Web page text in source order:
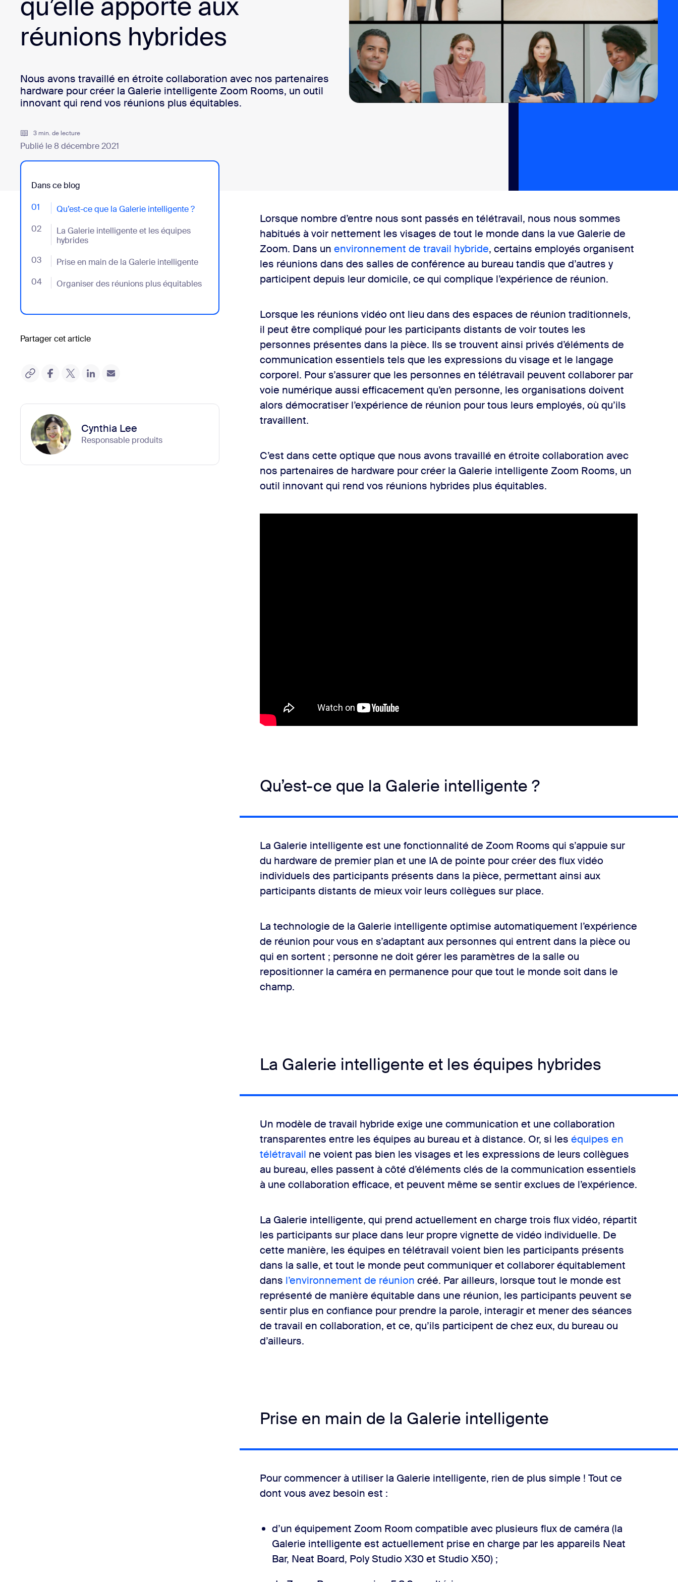
Développement
Applications et intégrations
Bonsai
Installer sur ordinateur
Centre de téléchargement
Contactez-nous
+1.888.799.9666/+1.888.303.1012
qu’elle apporte aux
réunions hybrides
Nous avons travaillé en étroite collaboration avec nos partenaires
hardware pour créer la Galerie intelligente Zoom Rooms, un outil
innovant qui rend vos réunions plus équitables.
3 min. de lecture
Publié le 8 décembre 2021
Dans ce blog
01 Qu’est-ce que la Galerie intelligente ?
- Jumplink to Qu’est-ce que la Galerie intelligente ?
02
La Galerie intelligente et les équipes
hybrides
- Jumplink to La Galerie intelligente et les équipes hybrides
03 Prise en main de la Galerie intelligente
- Jumplink to Prise en main de la Galerie intelligente
04 Organiser des réunions plus équitables
- Jumplink to Organiser des réunions plus équitables
Partager cet article
Cynthia Lee
Responsable produits
Lorsque nombre d’entre nous sont passés en télétravail, nous nous sommes
habitués à voir nettement les visages de tout le monde dans la vue Galerie de
Zoom. Dans un environnement de travail hybride, certains employés organisent
les réunions dans des salles de conférence au bureau tandis que d’autres y
participent depuis leur domicile, ce qui complique l’expérience de réunion.
Lorsque les réunions vidéo ont lieu dans des espaces de réunion traditionnels,
il peut être compliqué pour les participants distants de voir toutes les
personnes présentes dans la pièce. Ils se trouvent ainsi privés d’éléments de
communication essentiels tels que les expressions du visage et le langage
corporel. Pour s’assurer que les personnes en télétravail peuvent collaborer par
voie numérique aussi efficacement qu’en personne, les organisations doivent
alors démocratiser l’expérience de réunion pour tous leurs employés, où qu’ils
travaillent.
C’est dans cette optique que nous avons travaillé en étroite collaboration avec
nos partenaires de hardware pour créer la Galerie intelligente Zoom Rooms, un
outil innovant qui rend vos réunions hybrides plus équitables.
Qu’est-ce que la Galerie intelligente ?
La Galerie intelligente est une fonctionnalité de Zoom Rooms qui s’appuie sur
du hardware de premier plan et une IA de pointe pour créer des flux vidéo
individuels des participants présents dans la pièce, permettant ainsi aux
participants distants de mieux voir leurs collègues sur place.
La technologie de la Galerie intelligente optimise automatiquement l’expérience
de réunion pour vous en s’adaptant aux personnes qui entrent dans la pièce ou
qui en sortent ; personne ne doit gérer les paramètres de la salle ou
repositionner la caméra en permanence pour que tout le monde soit dans le
champ.
La Galerie intelligente et les équipes hybrides
Un modèle de travail hybride exige une communication et une collaboration
transparentes entre les équipes au bureau et à distance. Or, si les équipes en
télétravail ne voient pas bien les visages et les expressions de leurs collègues
au bureau, elles passent à côté d’éléments clés de la communication essentiels
à une collaboration efficace, et peuvent même se sentir exclues de l’expérience.
La Galerie intelligente, qui prend actuellement en charge trois flux vidéo, répartit
les participants sur place dans leur propre vignette de vidéo individuelle. De
cette manière, les équipes en télétravail voient bien les participants présents
dans la salle, et tout le monde peut communiquer et collaborer équitablement
dans l’environnement de réunion créé. Par ailleurs, lorsque tout le monde est
représenté de manière équitable dans une réunion, les participants peuvent se
sentir plus en confiance pour prendre la parole, interagir et mener des séances
de travail en collaboration, et ce, qu’ils participent de chez eux, du bureau ou
d’ailleurs.
Prise en main de la Galerie intelligente
Pour commencer à utiliser la Galerie intelligente, rien de plus simple ! Tout ce
dont vous avez besoin est :
d’un équipement Zoom Room compatible avec plusieurs flux de caméra (la
Galerie intelligente est actuellement prise en charge par les appareils Neat
Bar, Neat Board, Poly Studio X30 et Studio X50) ;